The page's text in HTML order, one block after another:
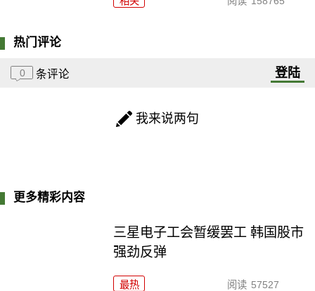
热门评论
0 条评论 登陆
我来说两句
更多精彩内容
三星电子工会暂缓罢工 韩国股市
强劲反弹
最热 阅读 57527